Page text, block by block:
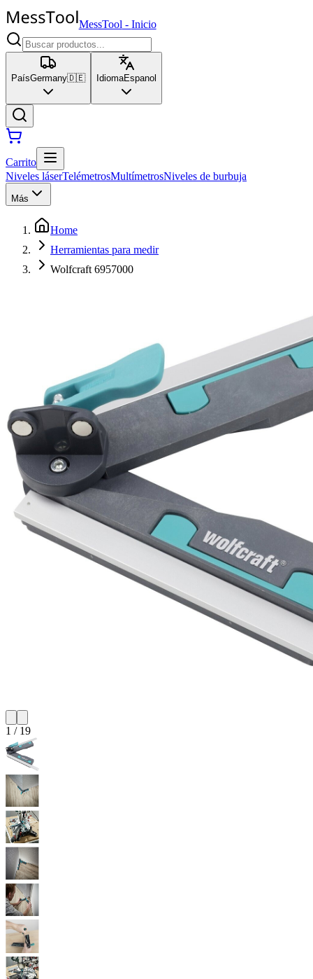
MessTool - Inicio
PaísGermany🇩🇪 IdiomaEspanol
Carrito
Niveles láserTelémetrosMultímetrosNiveles de burbuja
Más
Home
Herramientas para medir
Wolfcraft 6957000
1 / 19